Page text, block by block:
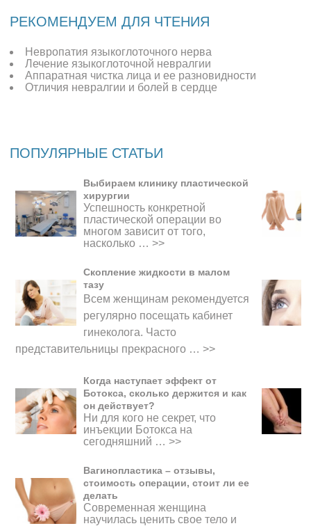
РЕКОМЕНДУЕМ ДЛЯ ЧТЕНИЯ
Невропатия языкоглоточного нерва
Лечение языкоглоточной невралгии
Аппаратная чистка лица и ее разновидности
Отличия невралгии и болей в сердце
ПОПУЛЯРНЫЕ СТАТЬИ
Выбираем клинику пластической
хирургии
Успешность конкретной
пластической операции во
многом зависит от того,
насколько … >>
Скопление жидкости в малом
тазу
Всем женщинам рекомендуется
регулярно посещать кабинет
гинеколога. Часто
представительницы прекрасного … >>
Когда наступает эффект от
Ботокса, сколько держится и как
он действует?
Ни для кого не секрет, что
инъекции Ботокса на
сегодняшний … >>
Вагинопластика – отзывы,
стоимость операции, стоит ли ее
делать
Современная женщина
научилась ценить свое тело и